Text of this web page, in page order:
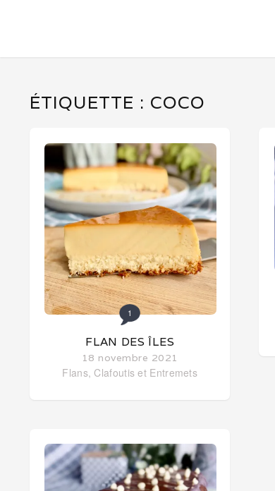
ÉTIQUETTE : COCO
1
FLAN DES ÎLES
18 novembre 2021
Flans, Clafoutis et Entremets